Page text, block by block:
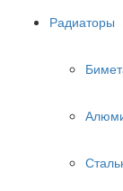
Радиаторы